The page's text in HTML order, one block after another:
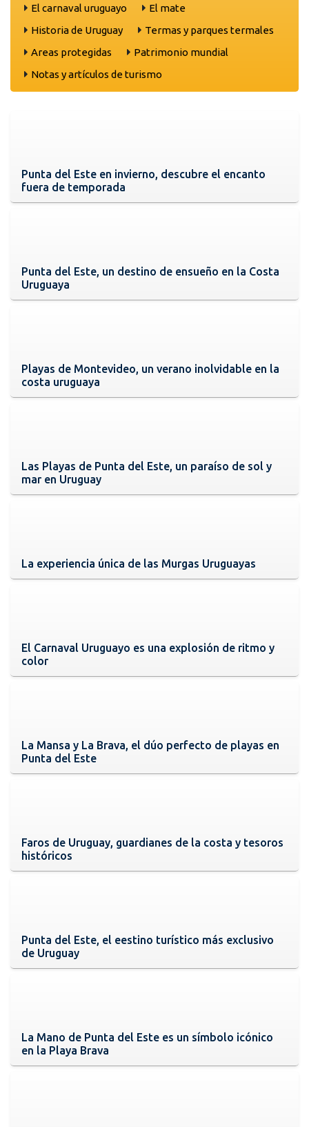
El carnaval uruguayo
El mate
Historia de Uruguay
Termas y parques termales
Areas protegidas
Patrimonio mundial
Notas y artículos de turismo
Punta del Este en invierno, descubre el encanto
fuera de temporada
Punta del Este, un destino de ensueño en la Costa
Uruguaya
Playas de Montevideo, un verano inolvidable en la
costa uruguaya
Las Playas de Punta del Este, un paraíso de sol y
mar en Uruguay
La experiencia única de las Murgas Uruguayas
El Carnaval Uruguayo es una explosión de ritmo y
color
La Mansa y La Brava, el dúo perfecto de playas en
Punta del Este
Faros de Uruguay, guardianes de la costa y tesoros
históricos
Punta del Este, el eestino turístico más exclusivo
de Uruguay
La Mano de Punta del Este es un símbolo icónico
en la Playa Brava